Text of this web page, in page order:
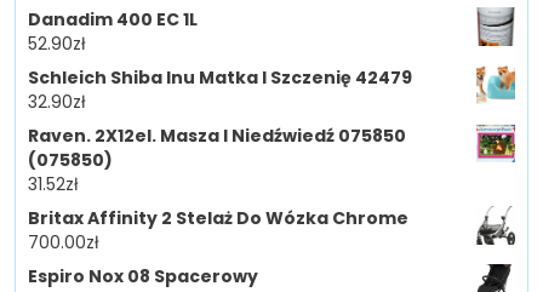
Danadim 400 EC 1L
52.90zł
Schleich Shiba Inu Matka I Szczenię 42479
32.90zł
Raven. 2X12el. Masza I Niedźwiedź 075850
(075850)
31.52zł
Britax Affinity 2 Stelaż Do Wózka Chrome
700.00zł
Espiro Nox 08 Spacerowy